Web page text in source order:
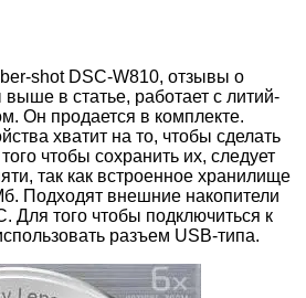
shot DSC-W810, отзывы о
в статье, работает с литий-
Он продается в комплекте.
хватит на то, чтобы сделать
чтобы сохранить их, следует
так как встроенное хранилище
Подходят внешние накопители
Для того чтобы подключиться к
разъем USB-типа.